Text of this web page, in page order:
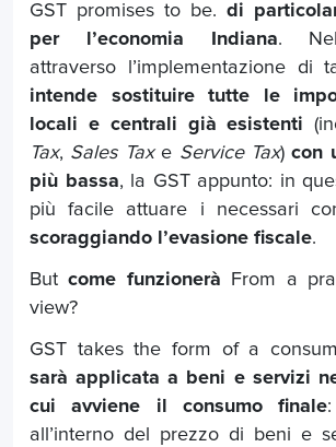
GST promises to be. di
per l’economia Indiana.
attraverso l’implementazione di
intende sostituire tutte le
locali e centrali già esistenti
Tax, Sales Taxe Service Tax)con
più bassa, la GST appunto: in
più facile attuare i necessari
scoraggiando l’evasione fiscale.
Butcome funzionerà From a
view?
GST takes the form of a
sarà applicata a beni e servizi
cui avviene il consumo finale
all’interno del prezzo di beni e